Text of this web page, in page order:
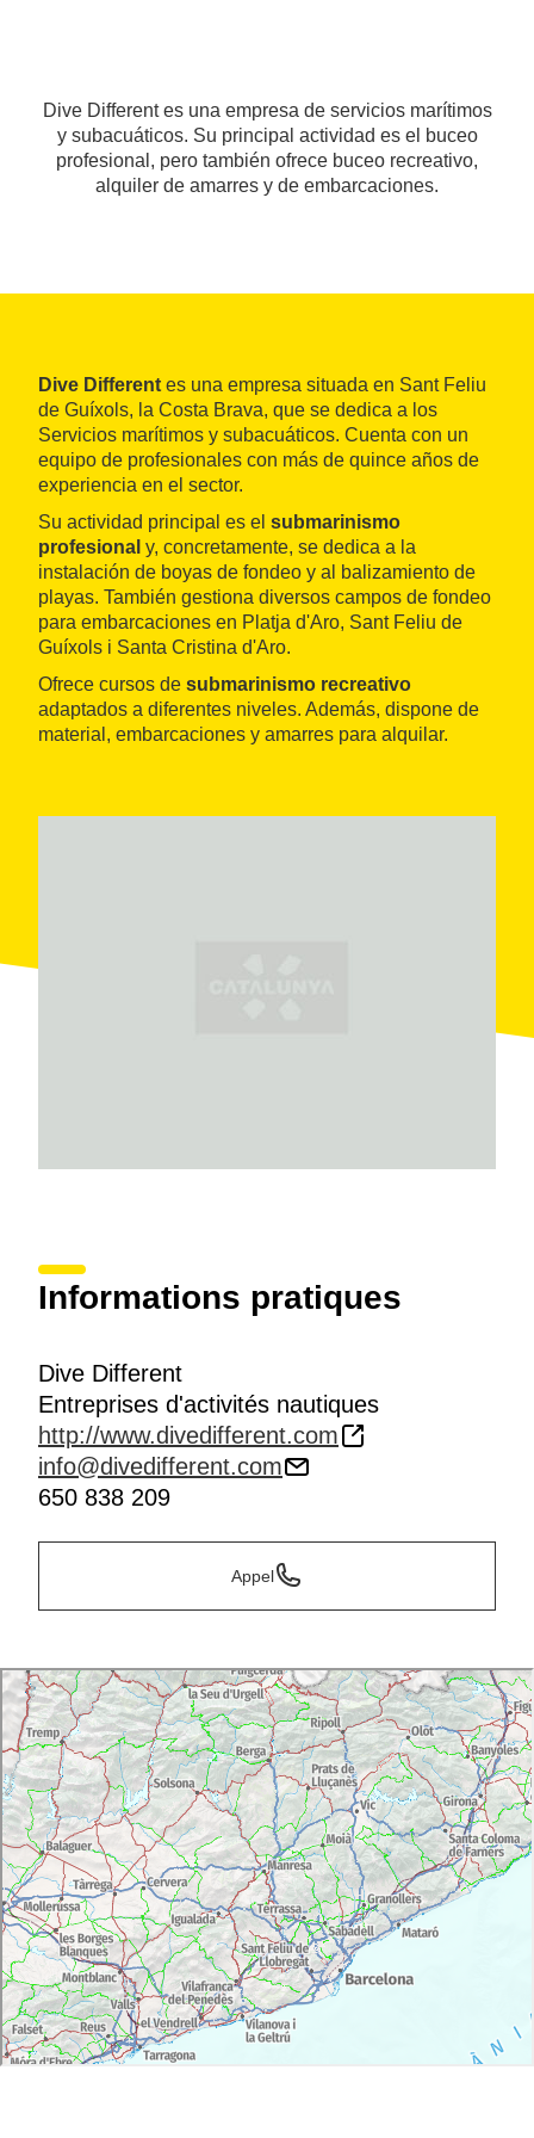
Dive Different es una empresa de servicios marítimos
y subacuáticos. Su principal actividad es el buceo
profesional, pero también ofrece buceo recreativo,
alquiler de amarres y de embarcaciones.
Dive Different es una empresa situada en Sant Feliu
de Guíxols, la Costa Brava, que se dedica a los
Servicios marítimos y subacuáticos. Cuenta con un
equipo de profesionales con más de quince años de
experiencia en el sector.
Su actividad principal es el submarinismo
profesional y, concretamente, se dedica a la
instalación de boyas de fondeo y al balizamiento de
playas. También gestiona diversos campos de fondeo
para embarcaciones en Platja d'Aro, Sant Feliu de
Guíxols i Santa Cristina d'Aro.
Ofrece cursos de submarinismo recreativo
adaptados a diferentes niveles. Además, dispone de
material, embarcaciones y amarres para alquilar.
Informations pratiques
Dive Different
Entreprises d'activités nautiques
http://www.divedifferent.com
info@divedifferent.com
650 838 209
Appel